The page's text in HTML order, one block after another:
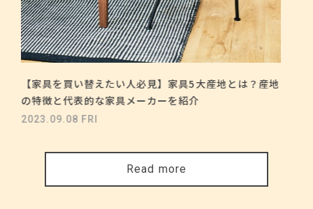
【家具を買い替えたい人必見】家具5大産地とは？産地
の特徴と代表的な家具メーカーを紹介
2023.09.08 FRI
Read more